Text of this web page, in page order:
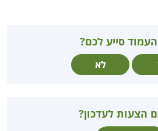
סייע לכם?
לא
הצעות לעדכון?